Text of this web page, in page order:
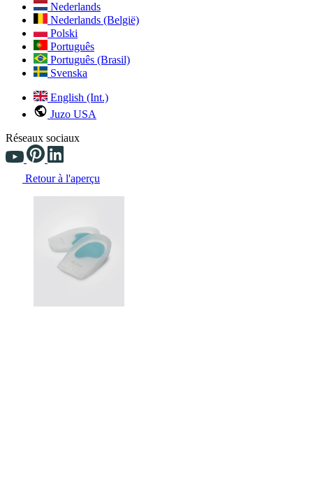
Nederlands
Nederlands (België)
Polski
Português
Português (Brasil)
Svenska
English (Int.)
Juzo USA
Réseaux sociaux
Retour à l'aperçu